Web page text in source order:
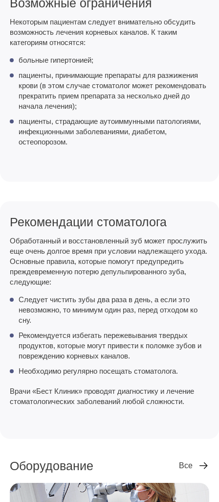
Возможные ограничения
Некоторым пациентам следует внимательно обсудить
возможность лечения корневых каналов. К таким
категориям относятся:
больные гипертонией;
пациенты, принимающие препараты для разжижения
крови (в этом случае стоматолог может рекомендовать
прекратить прием препарата за несколько дней до
начала лечения);
пациенты, страдающие аутоиммунными патологиями,
инфекционными заболеваниями, диабетом,
остеопорозом.
Рекомендации стоматолога
Обработанный и восстановленный зуб может прослужить
еще очень долгое время при условии надлежащего ухода.
Основные правила, которые помогут предупредить
преждевременную потерю депульпированного зуба,
следующие:
Следует чистить зубы два раза в день, а если это
невозможно, то минимум один раз, перед отходом ко
сну.
Рекомендуется избегать пережевывания твердых
продуктов, которые могут привести к поломке зубов и
повреждению корневых каналов.
Необходимо регулярно посещать стоматолога.
Врачи «Бест Клиник» проводят диагностику и лечение
стоматологических заболеваний любой сложности.
Оборудование Все